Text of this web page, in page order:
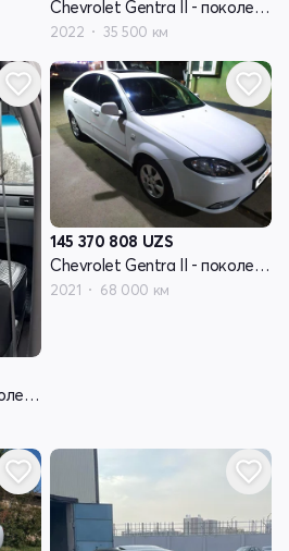
Chevrolet Gentra II - поколение
2022 35 500 км
Chevrolet Gentra II - поколение
145 370 808 UZS
Chevrolet Gentra II - поколение
2021 68 000 км